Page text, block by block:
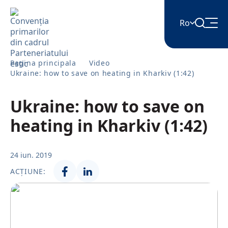
Ro
English
Հայերեն
Azərbaycan
ქართული
Pagina principala
Video
Ukraine: how to save on heating in Kharkiv (1:42)
Ukraine: how to save on
heating in Kharkiv (1:42)
24 iun. 2019
ACȚIUNE: